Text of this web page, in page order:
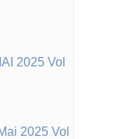
2025 Vol
2025 Vol